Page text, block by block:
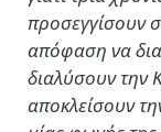
προσεγγίσουν
απόφαση να
διαλύσουν την
αποκλείσουν